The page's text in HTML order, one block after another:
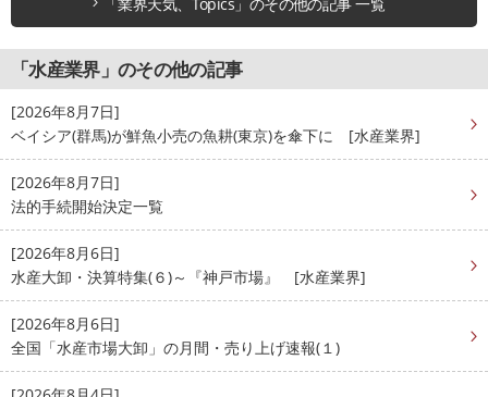
「水産業界」のその他の記事
[2026年8月7日]
ベイシア(群馬)が鮮魚小売の魚耕(東京)を傘下に [水産業界]
[2026年8月7日]
法的手続開始決定一覧
[2026年8月6日]
水産大卸・決算特集(６)～『神戸市場』 [水産業界]
[2026年8月6日]
全国「水産市場大卸」の月間・売り上げ速報(１)